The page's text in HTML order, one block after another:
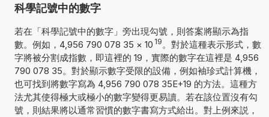
科學記號中的數字
若在「科學記號中的數字」旁出現勾號，則答案將顯示為指
數。例如，4,956 790 078 35 × 10 19。對於這種表示形式，數
字將被分割成指數，即這裡的 19，實際的數字在這裡是 4,956
790 078 35。對於顯示數字受限的設備，例如袖珍式計算機，
也可找到將數字寫為 4,956 790 078 35E+19 的方法。這種方
法尤其使得極大或極小的數字變得更易讀。若在該位置沒有勾
號，則結果將以通常習慣的數字書寫方式給出。對上例來説，